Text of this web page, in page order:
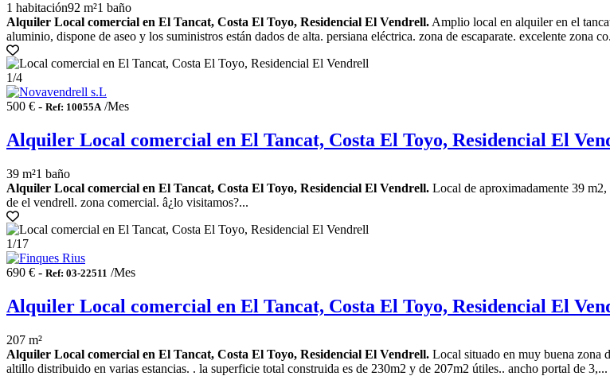
1 habitación92 m²1 baño
Alquiler Local comercial en El Tancat, Costa El Toyo, Residencial El Vendrell. Amplio local en alquiler en el
aluminio, dispone de aseo y los suministros están dados de alta. persiana eléctrica. zona de escaparate. excelente zona
1/4
500 € - Ref: 10055A /Mes
Alquiler Local comercial en El Tancat, Costa El Toyo, Residencial El
39 m²1 baño
Alquiler Local comercial en El Tancat, Costa El Toyo, Residencial El Vendrell. Local de aproximadamente 39 m2,
de el vendrell. zona comercial. â¿lo visitamos?...
1/17
690 € - Ref: 03-22511 /Mes
Alquiler Local comercial en El Tancat, Costa El Toyo, Residencial El
207 m²
Alquiler Local comercial en El Tancat, Costa El Toyo, Residencial El Vendrell. Local situado en muy buena zona
altillo distribuido en varias estancias. . la superficie total construida es de 230m2 y de 207m2 útiles.. ancho portal de 3,...